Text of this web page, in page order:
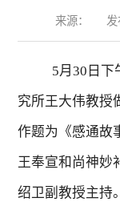
来源：
5月30 日下
究所王大伟教授
作题为《感通故
王奉宣和尚神妙
绍卫副教授主持。